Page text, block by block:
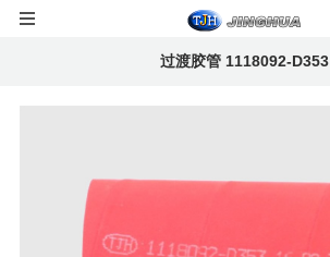
过渡胶管 1118092-D353